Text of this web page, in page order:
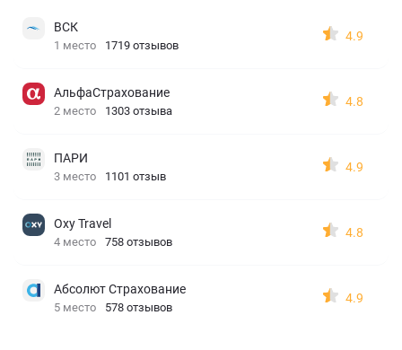
ВСК
1 место 1719 отзывов
4.9
АльфаСтрахование
2 место 1303 отзыва
4.8
ПАРИ
3 место 1101 отзыв
4.9
Oxy Travel
4 место 758 отзывов
4.8
Абсолют Страхование
5 место 578 отзывов
4.9